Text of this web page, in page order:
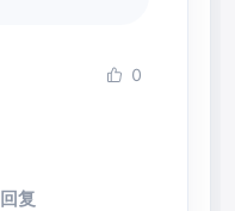
0
回复